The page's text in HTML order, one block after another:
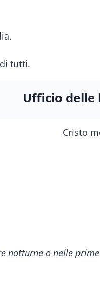
tutti.
Ufficio
notturne o nelle